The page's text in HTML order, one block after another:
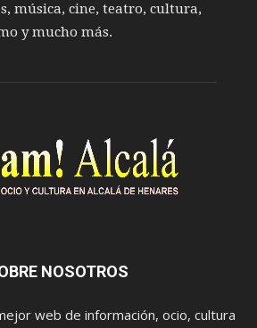
música, cine, teatro, cultura,
y mucho más.
NOSOTROS
web de información, ocio, cultura